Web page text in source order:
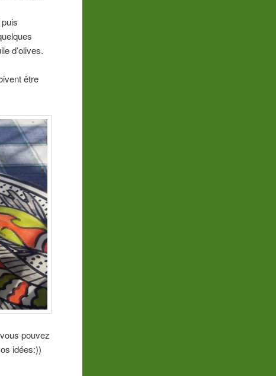
d’olives.
être
pouvez
idées:))